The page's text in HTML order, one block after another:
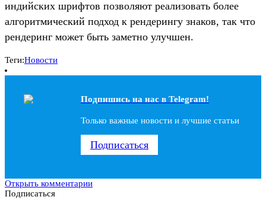
индийских шрифтов позволяют реализовать более
алгоритмический подход к рендерингу знаков, так что
рендеринг может быть заметно улучшен.
Теги:Новости
Подпишись на наc в Telegram!
Только важные новости и лучшие статьи
Подписаться
Открыть комментарии
Подписаться